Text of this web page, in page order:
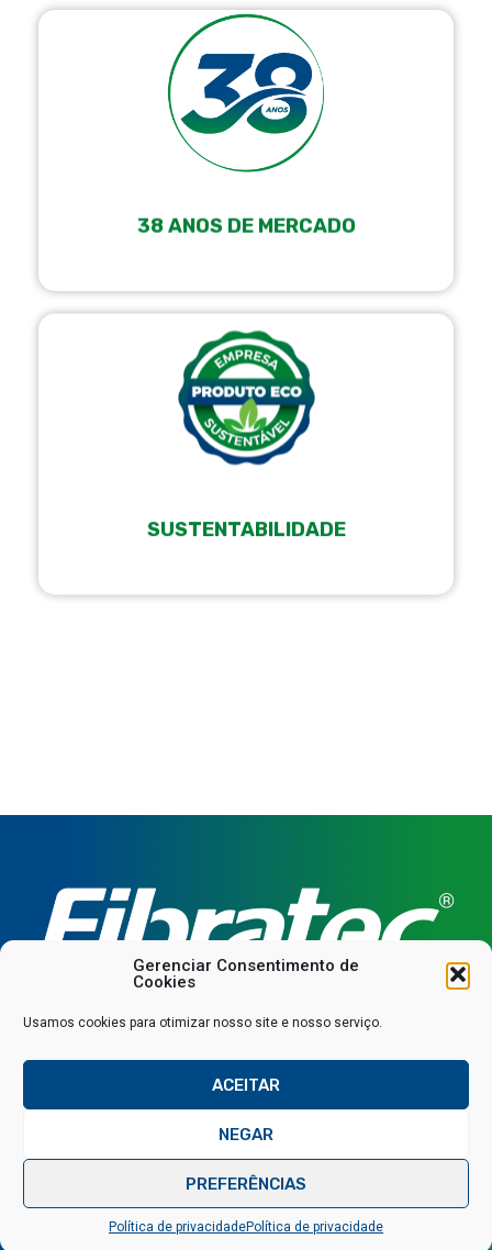
Gerenciar Consentimento de
Cookies
Usamos cookies para otimizar nosso site e nosso serviço.
ACEITAR
NEGAR
PREFERÊNCIAS
Política de privacidadePolítica de privacidade
38 ANOS DE MERCADO
SUSTENTABILIDADE
Fale conosco via WhatsApp
Downloads
Política de privacidade
Desenvolvido porIPSE Marketing Estratégico